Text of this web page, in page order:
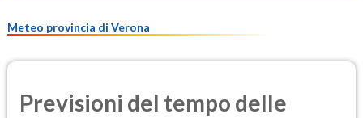
Meteo provincia di Verona
Previsioni del tempo delle